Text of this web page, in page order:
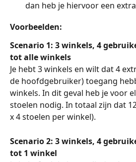
dan heb je hiervoor een
Voorbeelden:
Scenario 1: 3 winkels, 4
tot alle winkels
Je hebt 3 winkels en wilt dat 4
de hoofdgebruiker) toegang
winkels. In dit geval heb je voor
stoelen nodig. In totaal zijn dat
x 4 stoelen per winkel).
Scenario 2: 3 winkels, 4
tot 1 winkel